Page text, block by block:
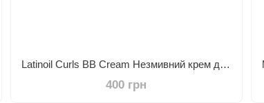
Latinoil Curls BB Cream Незмивний крем для укладання кучерявого волосся 60 мл
400 грн